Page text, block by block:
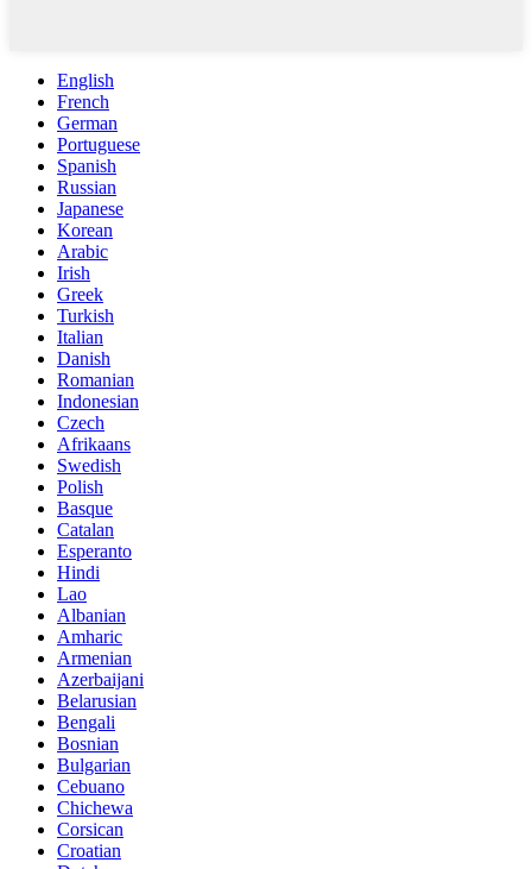
English
French
German
Portuguese
Spanish
Russian
Japanese
Korean
Arabic
Irish
Greek
Turkish
Italian
Danish
Romanian
Indonesian
Czech
Afrikaans
Swedish
Polish
Basque
Catalan
Esperanto
Hindi
Lao
Albanian
Amharic
Armenian
Azerbaijani
Belarusian
Bengali
Bosnian
Bulgarian
Cebuano
Chichewa
Corsican
Croatian